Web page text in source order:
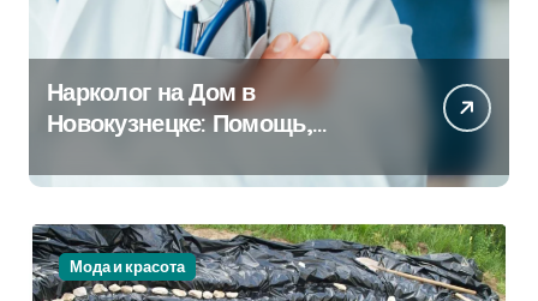
Нарколог на Дом в
Новокузнецке: Помощь,
Мода и красота